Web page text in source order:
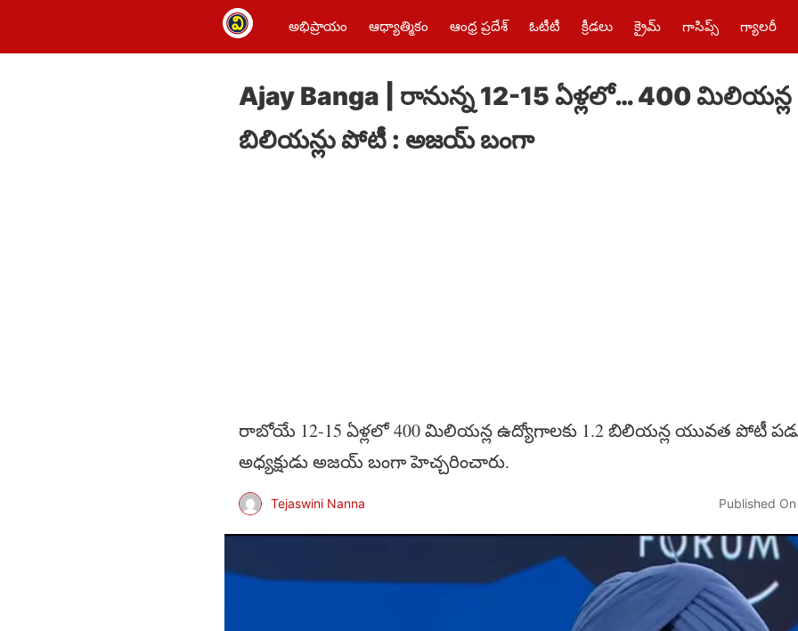
అభిప్రాయం ఆధ్యాత్మికం ఆంధ్ర ప్రదేశ్ ఓటీటీ క్రీడలు క్రైమ్‌ గాసిప్స్ గ్యాలరీ
Ajay Banga | రానున్న 12-15 ఏళ్లలో… 400 మిలియన్ల
బిలియన్లు పోటీ : అజయ్ బంగా
రాబోయే 12-15 ఏళ్లలో 400 మిలియన్ల ఉద్యోగాలకు 1.2 బిలియన్ల యువత పోటీ
అధ్యక్షుడు అజయ్ బంగా హెచ్చరించారు.
Tejaswini Nanna Published